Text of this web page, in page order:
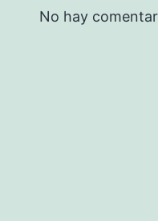
No hay